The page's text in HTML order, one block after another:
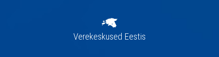
Verekeskused Eestis